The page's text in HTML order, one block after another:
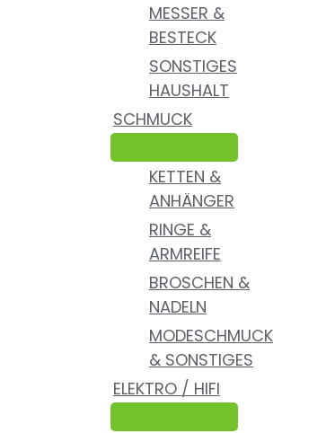
MESSER &
BESTECK
SONSTIGES
HAUSHALT
SCHMUCK
KETTEN &
ANHÄNGER
RINGE &
ARMREIFE
BROSCHEN &
NADELN
MODESCHMUCK
& SONSTIGES
ELEKTRO / HIFI